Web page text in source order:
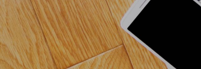
適配器
網通
LED照明